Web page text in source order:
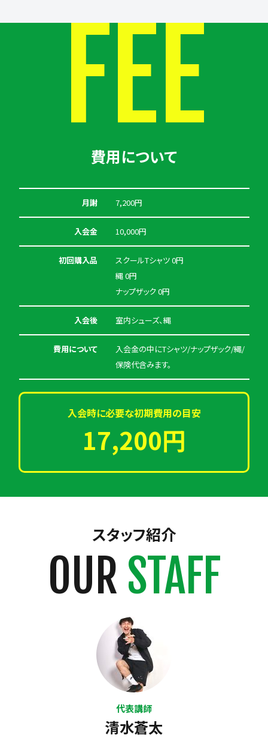
FEE
費用について
月謝 7,200円
入会金 10,000円
初回購入品
スクールTシャツ 0円
縄 0円
ナップザック 0円
入会後 室内シューズ、縄
費用について
入会金の中にTシャツ/ナップザック/縄/
保険代含みます。
入会時に必要な初期費用の目安
17,200円
スタッフ紹介
OUR STAFF
代表講師
清水蒼太